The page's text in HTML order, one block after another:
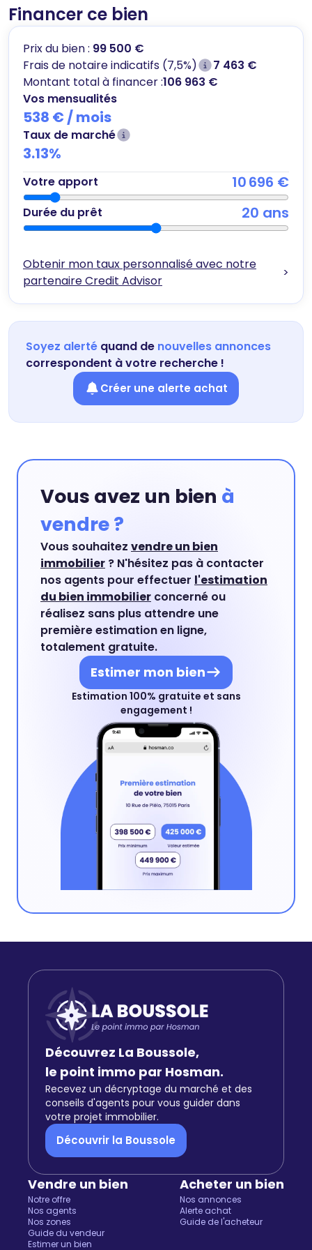
Financer ce bien
Prix du bien : 99 500 €
Frais de notaire indicatifs (7,5%)
7 463 €
Montant total à financer :106 963 €
Vos mensualités
538 € / mois
Taux de marché
3.13%
Votre apport 10 696 €
Durée du prêt 20 ans
Obtenir mon taux personnalisé avec notre
partenaire Credit Advisor
>
Soyez alerté quand de nouvelles annonces
correspondent à votre recherche !
Créer une alerte achat
Vous avez un bien à
vendre ?
Vous souhaitez vendre un bien
immobilier ? N'hésitez pas à contacter
nos agents pour effectuer l'estimation
du bien immobilier concerné ou
réalisez sans plus attendre une
première estimation en ligne,
totalement gratuite.
Estimer mon bien
Estimation 100% gratuite et sans
engagement !
Découvrez La Boussole,
le point immo par Hosman.
Recevez un décryptage du marché et des
conseils d'agents pour vous guider dans
votre projet immobilier.
Découvrir la Boussole
Vendre un bien
Notre offre
Nos agents
Nos zones
Guide du vendeur
Estimer un bien
Acheter un bien
Nos annonces
Alerte achat
Guide de l'acheteur